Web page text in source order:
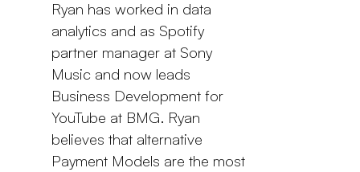
Ryan has worked in data
analytics and as Spotify
partner manager at Sony
Music and now leads
Business Development for
YouTube at BMG. Ryan
believes that alternative
Payment Models are the most